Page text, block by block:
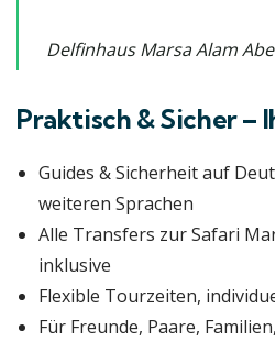
Delfinhaus Marsa Alam
Praktisch & Sicher –
Guides & Sicherheit auf
weiteren Sprachen
Alle Transfers zur Safari
inklusive
Flexible Tourzeiten,
Für Freunde, Paare,